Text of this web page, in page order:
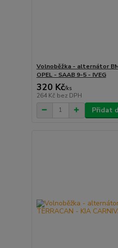
Volnoběžka - alternátor
OPEL - SAAB 9-5 - IVEG
320 Kč/ks
264 Kč bez DPH
Přidat